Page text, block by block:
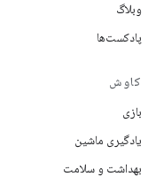
وبلاگ
پادکست‌ها
کاوش
بازی
یادگیری ماشین
بهداشت و سلامت